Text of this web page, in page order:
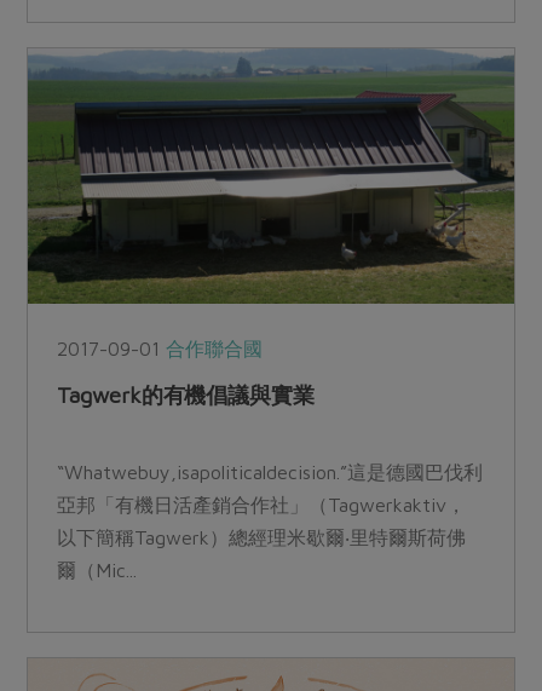
2017-09-01合作聯合國
Tagwerk的有機倡議與實業
“Whatwebuy,isapoliticaldecision.”這是德國巴伐利
亞邦「有機日活產銷合作社」（Tagwerkaktiv，
以下簡稱Tagwerk）總經理米歇爾‧里特爾斯荷佛
爾（Mic...